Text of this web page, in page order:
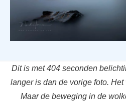
Dit is met 404 seconden
langer is dan de vorige foto.
Maar de beweging in de